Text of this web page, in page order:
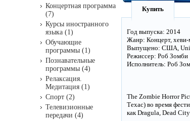
Купить
Год выпуска: 2014
Жанр: Концерт, хеви-
Выпущено: США,
Режиссер: Роб Зомби
Исполнитель: Роб
The Zombie Horror
Техас) во время
как Dragula, Dead
Концертная программа
(7)
Курсы иностранного
языка (1)
Обучающие
программы (1)
Познавательные
программы (4)
Релаксация.
Медитация (1)
Спорт (2)
Телевизионные
передачи (4)